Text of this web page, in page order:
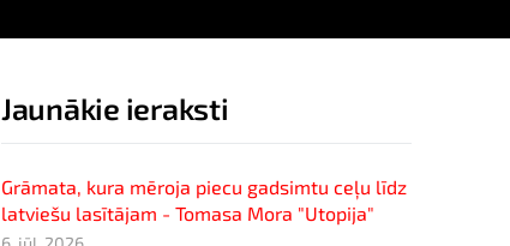
Jaunākie ieraksti
Grāmata, kura mēroja piecu gadsimtu ceļu līdz
latviešu lasītājam - Tomasa Mora "Utopija"